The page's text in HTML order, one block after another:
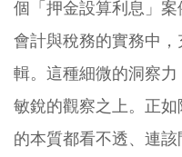
個「押金設算利息」
會計與稅務的實務中
輯。這種細微的洞察
敏銳的觀察之上。正
的本質都看不透、連